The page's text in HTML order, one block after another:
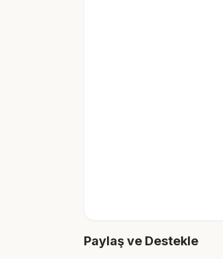
Paylaş ve Destekle